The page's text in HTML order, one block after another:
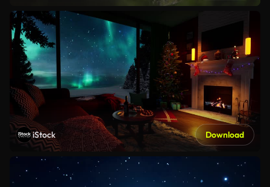
iStock Download